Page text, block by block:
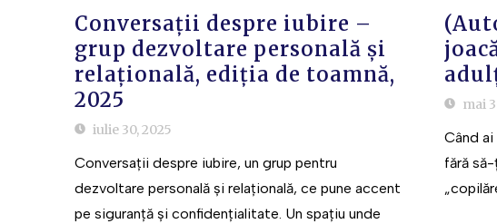
Conversații despre iubire –
grup dezvoltare personală și
relațională, ediția de toamnă,
2025
iulie 30, 2025
Conversații despre iubire, un grup pentru
dezvoltare personală și relațională, ce pune accent
pe siguranță și confidențialitate. Un spațiu unde
mai
Când
fără